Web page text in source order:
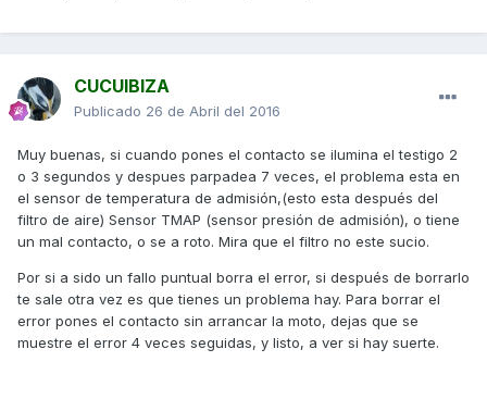
CUCUIBIZA
Publicado 26 de Abril del 2016
Muy buenas, si cuando pones el contacto se ilumina el testigo 2
o 3 segundos y despues parpadea 7 veces, el problema esta en
el sensor de temperatura de admisión,(esto esta después del
filtro de aire) Sensor TMAP (sensor presión de admisión), o tiene
un mal contacto, o se a roto. Mira que el filtro no este sucio.
Por si a sido un fallo puntual borra el error, si después de borrarlo
te sale otra vez es que tienes un problema hay. Para borrar el
error pones el contacto sin arrancar la moto, dejas que se
muestre el error 4 veces seguidas, y listo, a ver si hay suerte.